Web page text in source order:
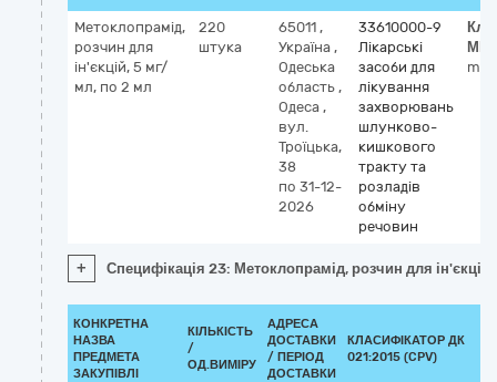
Метоклопрамід,
розчин для
ін'єкцій, 5 мг/
мл, по 2 мл
220
штука
65011 ,
Україна ,
Одеська
область ,
Одеса ,
вул.
Троїцька,
38
по 31-12-
2026
33610000-9
Лікарські
засоби для
лікування
захворювань
шлунково-
кишкового
тракту та
розладів
обміну
речовин
+ Специфікація 23: Метоклопрамід, розчин для
КОНКРЕТНА
НАЗВА
ПРЕДМЕТА
ЗАКУПІВЛІ
КІЛЬКІСТЬ
/
ОД.ВИМІРУ
АДРЕСА
ДОСТАВКИ
/ ПЕРІОД
ДОСТАВКИ
КЛАСИФІКАТОР ДК
021:2015 (CPV)